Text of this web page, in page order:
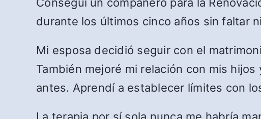
durante los últimos cinco años sin faltar
Mi esposa decidió seguir con el
También mejoré mi relación con mis
antes. Aprendí a establecer límites con